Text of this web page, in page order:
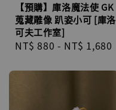
【預購】庫洛魔法使 GK
蒐藏雕像 趴姿小可 [庫洛
可夫工作室]
Regular
NT$ 880 - NT$ 1,680